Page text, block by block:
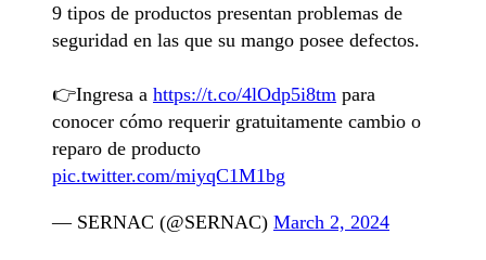
9 tipos de productos presentan problemas de
seguridad en las que su mango posee defectos.
👉Ingresa a https://t.co/4lOdp5i8tm para
conocer cómo requerir gratuitamente cambio o
reparo de producto
pic.twitter.com/miyqC1M1bg
— SERNAC (@SERNAC) March 2, 2024